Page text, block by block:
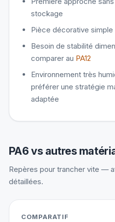
stockage
Pièce décorative simple
Besoin de stabilité
comparer au PA12
Environnement très
préférer une stratégie
adaptée
PA6 vs autres
Repères pour trancher vite —
détaillées.
COMPARATIF